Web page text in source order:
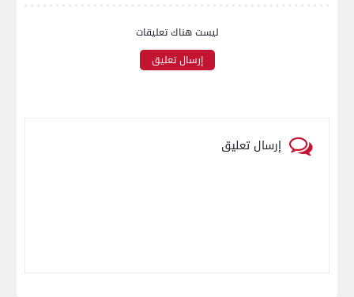
ليست هناك تعليقات
إرسال تعليق
إرسال تعليق